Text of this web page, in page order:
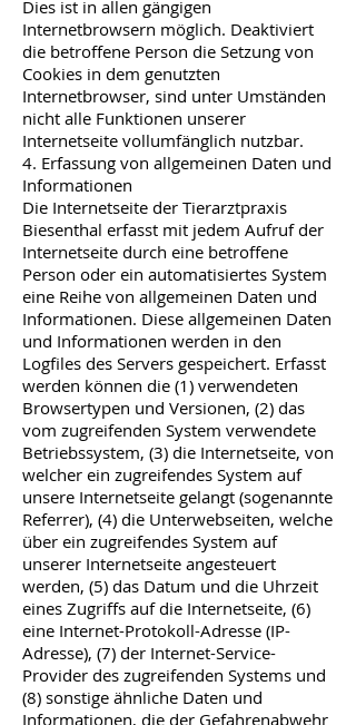
Dies ist in allen gängigen
Internetbrowsern möglich. Deaktiviert
die betroffene Person die Setzung von
Cookies in dem genutzten
Internetbrowser, sind unter Umständen
nicht alle Funktionen unserer
Internetseite vollumfänglich nutzbar.
4. Erfassung von allgemeinen Daten und
Informationen
Die Internetseite der Tierarztpraxis
Biesenthal erfasst mit jedem Aufruf der
Internetseite durch eine betroffene
Person oder ein automatisiertes System
eine Reihe von allgemeinen Daten und
Informationen. Diese allgemeinen Daten
und Informationen werden in den
Logfiles des Servers gespeichert. Erfasst
werden können die (1) verwendeten
Browsertypen und Versionen, (2) das
vom zugreifenden System verwendete
Betriebssystem, (3) die Internetseite, von
welcher ein zugreifendes System auf
unsere Internetseite gelangt (sogenannte
Referrer), (4) die Unterwebseiten, welche
über ein zugreifendes System auf
unserer Internetseite angesteuert
werden, (5) das Datum und die Uhrzeit
eines Zugriffs auf die Internetseite, (6)
eine Internet-Protokoll-Adresse (IP-
Adresse), (7) der Internet-Service-
Provider des zugreifenden Systems und
(8) sonstige ähnliche Daten und
Informationen, die der Gefahrenabwehr